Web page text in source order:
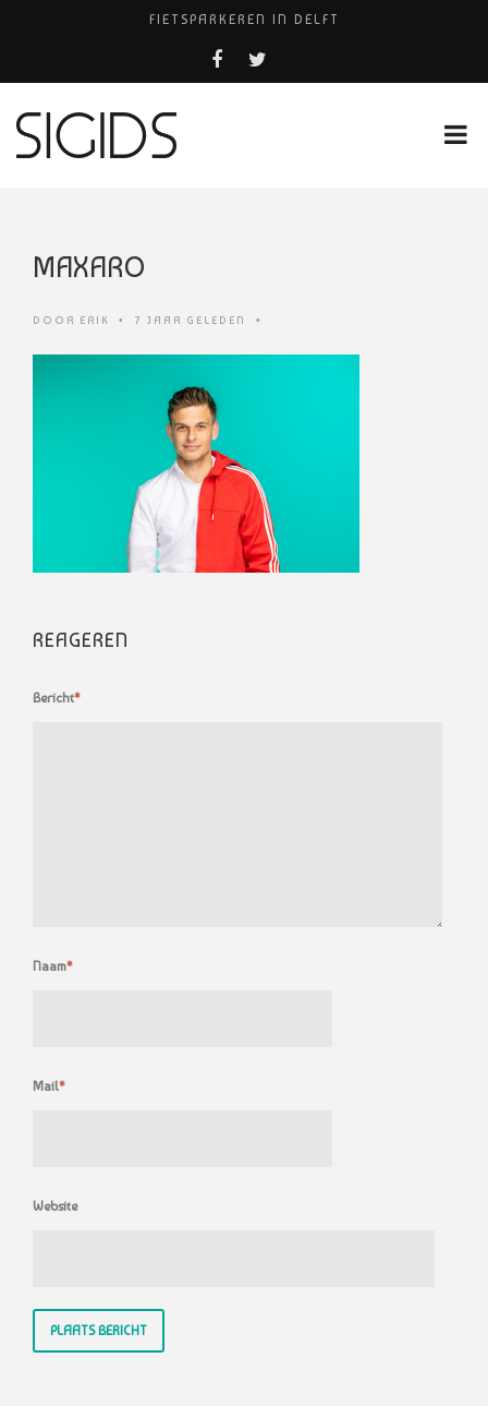
FIETSPARKEREN IN DELFT
PIZZERIA POMPEÏ ￼
COCKTAILS ON THE SPOT!
MAXARO
DOOR ERIK • 7 JAAR GELEDEN •
REAGEREN
Bericht*
Naam*
Mail*
Website